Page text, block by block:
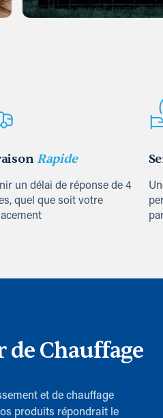
Rapide
un délai de réponse de 4
quel que soit votre
de Chauffage
et de chauffage
produits répondrait le